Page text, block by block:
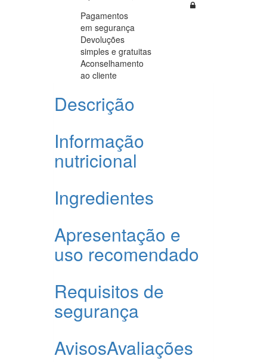
Pagamentos
em segurança
Devoluções
simples e gratuitas
Aconselhamento
ao cliente
Descrição
Informação
nutricional
Ingredientes
Apresentação e
uso recomendado
Requisitos de
segurança
AvisosAvaliações